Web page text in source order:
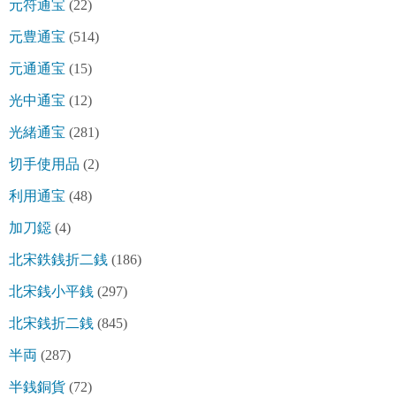
元符通宝 (22)
元豊通宝 (514)
元通通宝 (15)
光中通宝 (12)
光緒通宝 (281)
切手使用品 (2)
利用通宝 (48)
加刀鐚 (4)
北宋鉄銭折二銭 (186)
北宋銭小平銭 (297)
北宋銭折二銭 (845)
半両 (287)
半銭銅貨 (72)